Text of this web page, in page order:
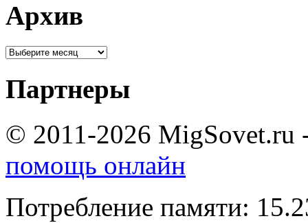
Архив
Партнеры
© 2011-2026 MigSovet.ru
помощь онлайн
Потребление памяти: